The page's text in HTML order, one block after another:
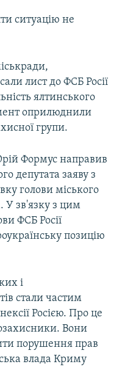
ситуацію не
лист до ФСБ Росії
ялтинського
оприлюднили
групи.
Формус направив
депутата заяву з
голови міського
У зв'язку з цим
ФСБ Росії
позицію
і
стали частим
Росією. Про це
Вони
порушення прав
влада Криму